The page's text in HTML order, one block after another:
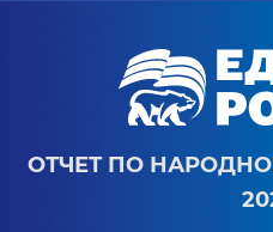
ОТЧЕТ ПО